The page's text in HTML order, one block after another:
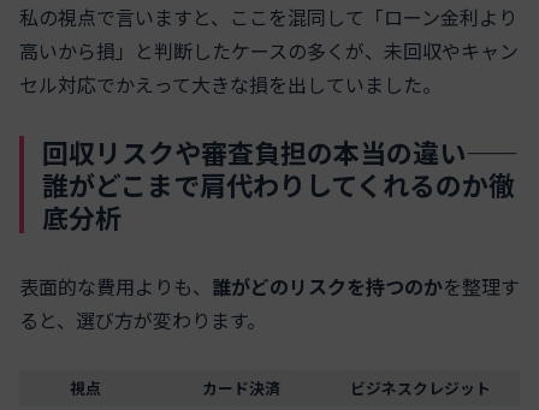
私の視点で言いますと、ここを混同して「ローン金利より
高いから損」と判断したケースの多くが、未回収やキャン
セル対応でかえって大きな損を出していました。
回収リスクや審査負担の本当の違い——
誰がどこまで肩代わりしてくれるのか徹
底分析
表面的な費用よりも、 誰がどのリスクを持つのかを整理す
ると、選び方が変わります。
視点 カード決済
ビジネスクレジット